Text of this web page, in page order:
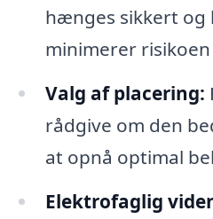
hænges sikkert og
minimerer
Valg af placering:
rådgive om den
at opnå optimal
Elektrofaglig